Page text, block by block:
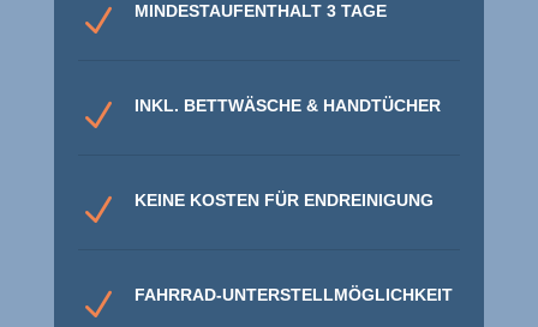
N MINDESTAUFENTHALT 3 TAGE
N INKL. BETTWÄSCHE & HANDTÜCHER
N KEINE KOSTEN FÜR ENDREINIGUNG
N FAHRRAD-UNTERSTELLMÖGLICHKEIT